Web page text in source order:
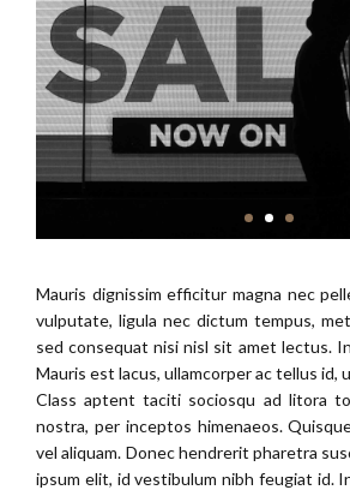
Mauris dignissim efficitur magna nec
vulputate, ligula nec dictum tempus,
sed consequat nisi nisl sit amet lectus.
Mauris est lacus, ullamcorper ac tellus id,
Class aptent taciti sociosqu ad litora
nostra, per inceptos himenaeos.
vel aliquam. Donec hendrerit pharetra
ipsum elit, id vestibulum nibh feugiat id.